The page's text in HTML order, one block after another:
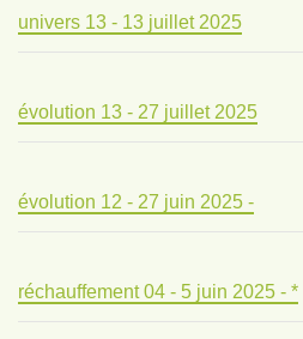
univers 13 - 13 juillet 2025
évolution 13 - 27 juillet 2025
évolution 12 - 27 juin 2025 -
réchauffement 04 - 5 juin 2025 - *